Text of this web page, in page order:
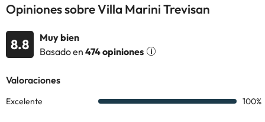
Opiniones sobre Villa Marini Trevisan
8.8
Muy bien
Basado en 474 opiniones